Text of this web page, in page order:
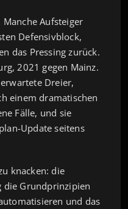
Aufsteiger
Defensivblock,
das Pressing zurück.
2021 gegen Mainz.
Dreier,
einem dramatischen
Fälle, und sie
Update seitens
knacken: die
die Grundprinzipien
und das